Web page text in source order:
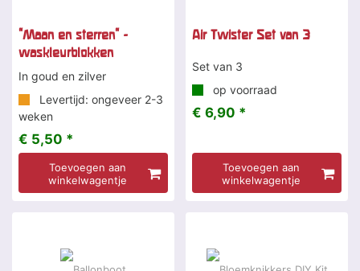
"Maan en sterren" -
waskleurblokken
In goud en zilver
Levertijd: ongeveer 2-3
weken
€ 5,50 *
Toevoegen aan
winkelwagentje
Air Twister Set van 3
Set van 3
op voorraad
€ 6,90 *
Toevoegen aan
winkelwagentje